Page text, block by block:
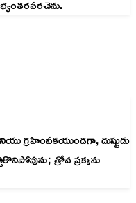
గ్రహింపకయుండగా, దుష్టుడు
త్రోవ ప్రక్కను